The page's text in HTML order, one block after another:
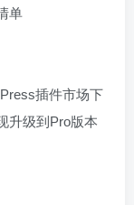
单
插件市场下
升级到Pro版本